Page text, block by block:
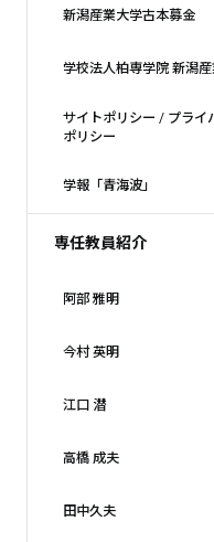
新潟産業大学古本募金
学校法人柏専学院 新潟
サイトポリシー / プライ
ポリシー
学報「青海波」
専任教員紹介
阿部 雅明
今村 英明
江口 潜
高橋 成夫
田中久夫